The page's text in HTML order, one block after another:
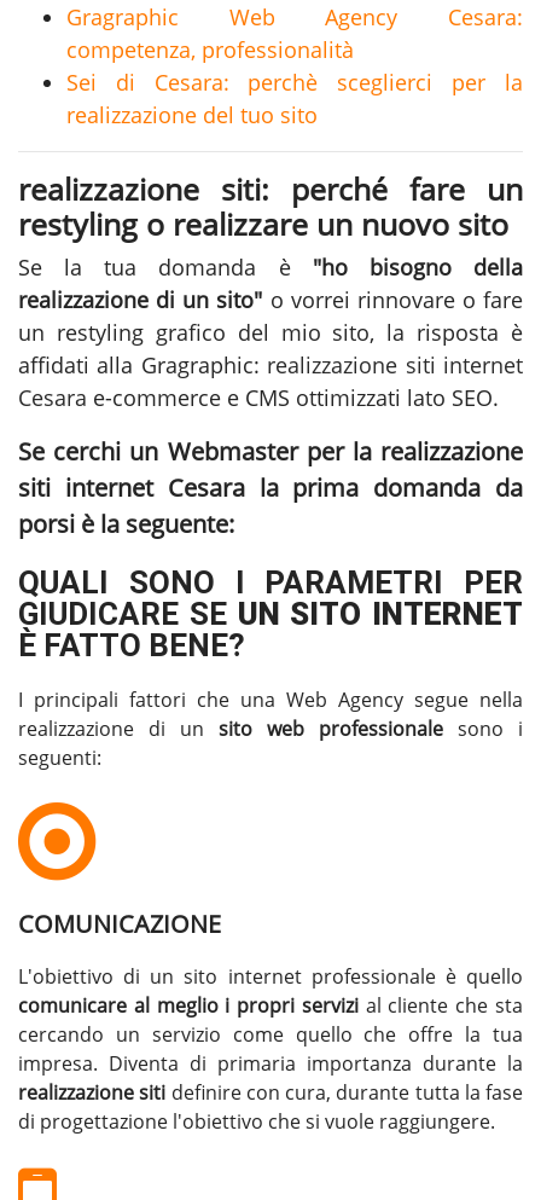
Gragraphic Web Agency Cesara:
competenza, professionalità
Sei di Cesara: perchè sceglierci per la
realizzazione del tuo sito
realizzazione siti: perché fare un
restyling o realizzare un nuovo sito
Se la tua domanda è "ho bisogno della
realizzazione di un sito" o vorrei rinnovare o fare
un restyling grafico del mio sito, la risposta è
affidati alla Gragraphic: realizzazione siti internet
Cesara e-commerce e CMS ottimizzati lato SEO.
Se cerchi un Webmaster per la realizzazione
siti internet Cesarala prima domanda da
porsi è la seguente:
QUALI SONO I PARAMETRI PER
GIUDICARE SEUN SITO INTERNET
È FATTO BENE?
I principali fattori che una Web Agency segue nella
realizzazione di un sito web professionale sono i
seguenti:
COMUNICAZIONE
L'obiettivo di un sito internet professionale è quello
comunicare al meglio i propri servizial cliente che sta
cercando un servizio come quello che offre la tua
impresa. Diventa di primaria importanza durante la
realizzazione siti definire con cura, durante tutta la fase
di progettazione l'obiettivo che si vuole raggiungere.